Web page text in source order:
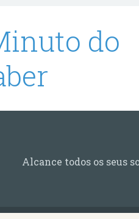
Alcance todos os seus